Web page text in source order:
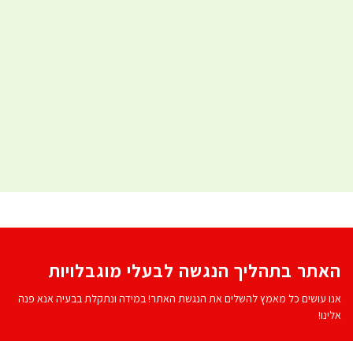
האתר בתהליך הנגשה לבעלי מוגבלויות
אנו עושים כל מאמץ להשלים את הנגשת האתר! במידה ונתקלת בבעיה אנא פנה
אלינו!